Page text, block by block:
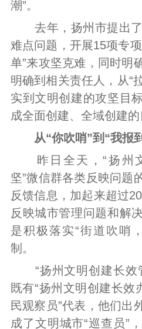
潮”。
去年，扬州市提出了
难点问题，开展15项专
单”来攻坚克难，同时明
明确到相关责任人，从“
实到文明创建的攻坚目
成全面创建、全域创建的
从“你吹哨”到“我报
昨日全天，“扬州
坚”微信群各类反映问题
反馈信息，加起来超过
反映城市管理问题和解
是积极落实“街道吹哨
制。
“扬州文明创建长效
既有“扬州文明创建长效
民观察员”代表，他们出
成了文明城市“巡查员”